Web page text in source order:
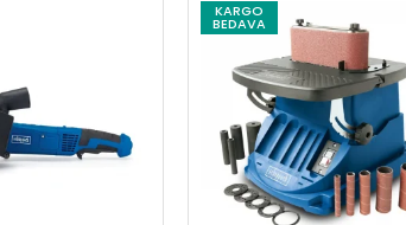
KARGO
BEDAVA